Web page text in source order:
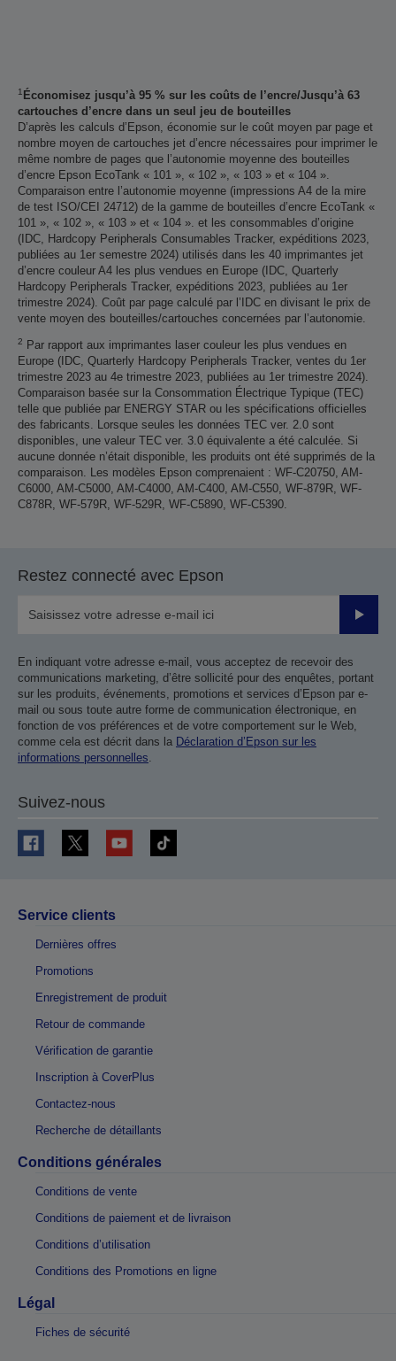
1 Économisez jusqu’à 95 % sur les coûts de l’encre/Jusqu’à 63
cartouches d’encre dans un seul jeu de bouteilles
D’après les calculs d’Epson, économie sur le coût moyen par page et
nombre moyen de cartouches jet d’encre nécessaires pour imprimer le
même nombre de pages que l’autonomie moyenne des bouteilles
d’encre Epson EcoTank « 101 », « 102 », « 103 » et « 104 ».
Comparaison entre l’autonomie moyenne (impressions A4 de la mire
de test ISO/CEI 24712) de la gamme de bouteilles d’encre EcoTank «
101 », « 102 », « 103 » et « 104 ». et les consommables d’origine
(IDC, Hardcopy Peripherals Consumables Tracker, expéditions 2023,
publiées au 1er semestre 2024) utilisés dans les 40 imprimantes jet
d’encre couleur A4 les plus vendues en Europe (IDC, Quarterly
Hardcopy Peripherals Tracker, expéditions 2023, publiées au 1er
trimestre 2024). Coût par page calculé par l’IDC en divisant le prix de
vente moyen des bouteilles/cartouches concernées par l’autonomie.
2
Par rapport aux imprimantes laser couleur les plus vendues en
Europe (IDC, Quarterly Hardcopy Peripherals Tracker, ventes du 1er
trimestre 2023 au 4e trimestre 2023, publiées au 1er trimestre 2024).
Comparaison basée sur la Consommation Électrique Typique (TEC)
telle que publiée par ENERGY STAR ou les spécifications officielles
des fabricants. Lorsque seules les données TEC ver. 2.0 sont
disponibles, une valeur TEC ver. 3.0 équivalente a été calculée. Si
aucune donnée n’était disponible, les produits ont été supprimés de la
comparaison. Les modèles Epson comprenaient : WF-C20750, AM-
C6000, AM-C5000, AM-C4000, AM-C400, AM-C550, WF-879R, WF-
C878R, WF-579R, WF-529R, WF-C5890, WF-C5390.
Restez connecté avec Epson
Valider
En indiquant votre adresse e-mail, vous acceptez de recevoir des
communications marketing, d’être sollicité pour des enquêtes, portant
sur les produits, événements, promotions et services d’Epson par e-
mail ou sous toute autre forme de communication électronique, en
fonction de vos préférences et de votre comportement sur le Web,
comme cela est décrit dans la Déclaration d’Epson sur les
informations personnelles.
Suivez-nous
Service clients
Dernières offres
Promotions
Enregistrement de produit
Retour de commande
Vérification de garantie
Inscription à CoverPlus
Contactez-nous
Recherche de détaillants
Conditions générales
Conditions de vente
Conditions de paiement et de livraison
Conditions d’utilisation
Conditions des Promotions en ligne
Légal
Fiches de sécurité